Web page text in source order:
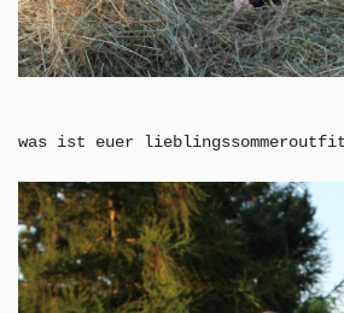
was ist euer